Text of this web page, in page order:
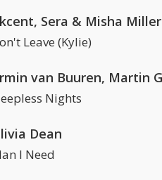
Sera & Misha Miller
Leave (Kylie)
Nights
Dean
I Need